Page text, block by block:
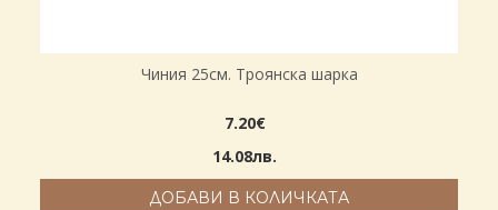
Чиния 25см. Троянска шарка
7.20€
14.08лв.
ДОБАВИ В КОЛИЧКАТА